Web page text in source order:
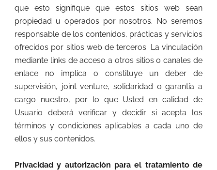
que esto signifique que estos sitios web sean
propiedad u operados por nosotros. No seremos
responsable de los contenidos, prácticas y servicios
ofrecidos por sitios web de terceros. La vinculación
mediante links de acceso a otros sitios o canales de
enlace no implica o constituye un deber de
supervisión, joint venture, solidaridad o garantía a
cargo nuestro, por lo que Usted en calidad de
Usuario deberá verificar y decidir si acepta los
términos y condiciones aplicables a cada uno de
ellos y sus contenidos.
Privacidad y autorización para el tratamiento de